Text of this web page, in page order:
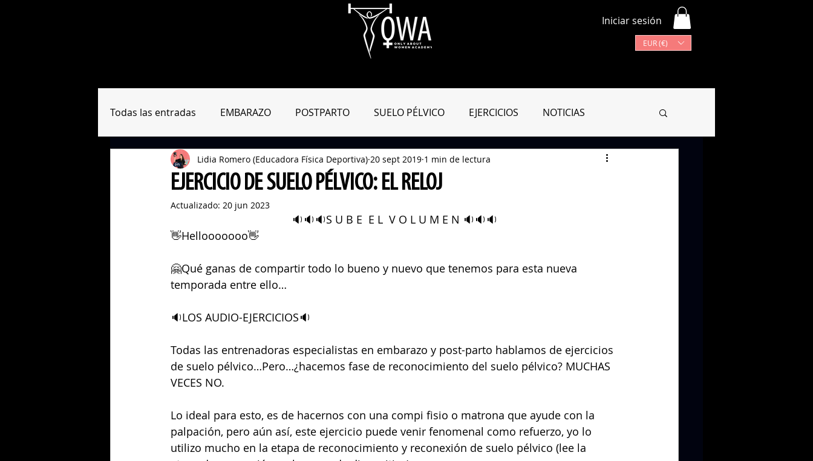
Iniciar sesión
EUR (€)
Todas las entradas EMBARAZO POSTPARTO SUELO PÉLVICO EJERCICIOS NOTICIAS
RESUMEN PAPERS HERRAMIENTAS ENTRENAMIENTO MATRO-CONSEJOS
EJERCICIO DE SUELO PÉLVICO: EL RELOJ
Lidia Romero (Educadora Física Deportiva) 20 sept 2019 1 min de lectura
Actualizado: 20 jun 2023
🔉🔉🔉S U B E  E L  V O L U M E N 🔉🔉🔉
👋Hellooooooo👋
🤗Qué ganas de compartir todo lo bueno y nuevo que tenemos para esta nueva
temporada entre ello…
🔉LOS AUDIO-EJERCICIOS🔉
Todas las entrenadoras especialistas en embarazo y post-parto hablamos de ejercicios
de suelo pélvico…Pero…¿hacemos fase de reconocimiento del suelo pélvico? MUCHAS
VECES NO.
Lo ideal para esto, es de hacernos con una compi fisio o matrona que ayude con la
palpación, pero aún así, este ejercicio puede venir fenomenal como refuerzo, yo lo
utilizo mucho en la etapa de reconocimiento y reconexión de suelo pélvico (lee la